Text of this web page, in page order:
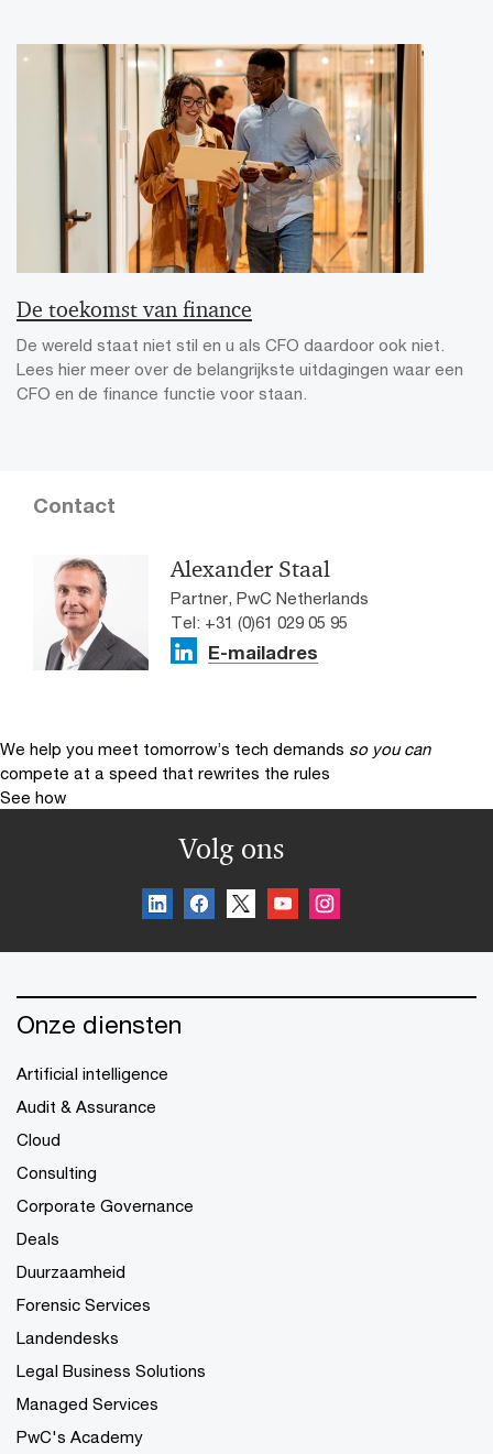
De toekomst van finance
De wereld staat niet stil en u als CFO daardoor ook niet.
Lees hier meer over de belangrijkste uitdagingen waar een
CFO en de finance functie voor staan.
Contact
Alexander Staal
Partner, PwC Netherlands
Tel: +31 (0)61 029 05 95
E-mailadres
We help you meet tomorrow’s tech demands so you can
compete at a speed that rewrites the rules
See how
Volg ons
Onze diensten
Artificial intelligence
Audit & Assurance
Cloud
Consulting
Corporate Governance
Deals
Duurzaamheid
Forensic Services
Landendesks
Legal Business Solutions
Managed Services
PwC's Academy